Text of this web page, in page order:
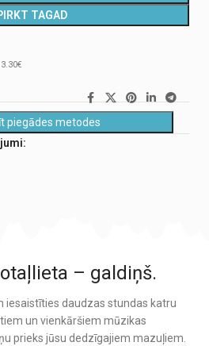
TAGAD
piegādes metodes
– galdiņš.
iesaistīties daudzas stundas katru
un vienkāršiem mūzikas
prieks jūsu dedzīgajiem mazuļiem.